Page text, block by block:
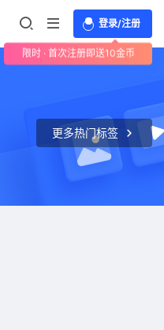
登录/注册
限时 · 首次注册即送10金币
更多热门标签